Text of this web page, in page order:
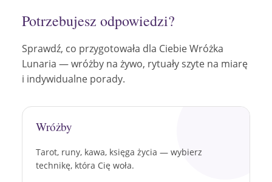
Potrzebujesz odpowiedzi?
Sprawdź, co przygotowała dla Ciebie Wróżka
Lunaria — wróżby na żywo, rytuały szyte na miarę
i indywidualne porady.
Wróżby
Tarot, runy, kawa, księga życia — wybierz
technikę, która Cię woła.